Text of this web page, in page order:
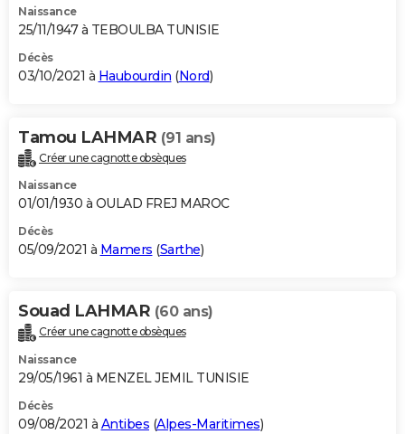
Naissance
25/11/1947 à TEBOULBA TUNISIE
Décès
03/10/2021 à Haubourdin (Nord)
Tamou LAHMAR (91 ans)
Créer une cagnotte obsèques
Naissance
01/01/1930 à OULAD FREJ MAROC
Décès
05/09/2021 à Mamers (Sarthe)
Souad LAHMAR (60 ans)
Créer une cagnotte obsèques
Naissance
29/05/1961 à MENZEL JEMIL TUNISIE
Décès
09/08/2021 à Antibes (Alpes-Maritimes)